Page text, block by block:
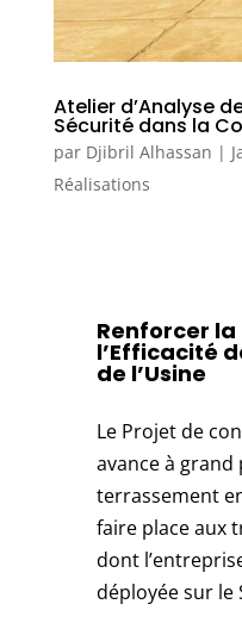
Atelier d’Analyse
Sécurité dans la
par Djibril Alhassan |
Réalisations
Renforcer
l’Efficacité
de l’Usine
Le Projet de
avance à grand
terrassement
faire place aux
dont
déployée sur le